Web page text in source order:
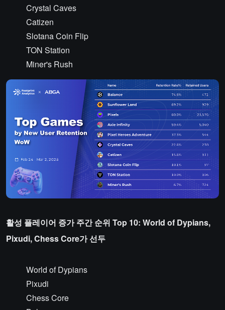
Crystal Caves
Catizen
Slotana Coin Flip
TON Station
Miner's Rush
활성 플레이어 증가 주간 순위 Top 10: World of Dypians,
Pixudi, Chess Core가 선두
World of Dypians
Pixudi
Chess Core